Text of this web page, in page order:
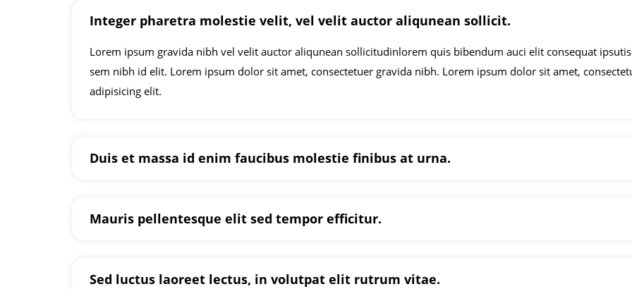
Integer pharetra molestie velit, vel velit auctor aliqunean sollicit.
Lorem ipsum gravida nibh vel velit auctor aliqunean sollicitudinlorem quis bibendum auci elit consequat ipsutis
sem nibh id elit. Lorem ipsum dolor sit amet, consectetuer gravida nibh. Lorem ipsum dolor sit amet,
adipisicing elit.
Duis et massa id enim faucibus molestie finibus at urna.
Mauris pellentesque elit sed tempor efficitur.
Sed luctus laoreet lectus, in volutpat elit rutrum vitae.